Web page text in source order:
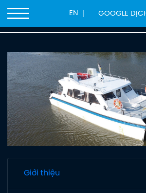
EN
Trang chủ Sản phẩm Tàu Công Tác
Tàu Công Tác TVD1305FC
Giới thiệu